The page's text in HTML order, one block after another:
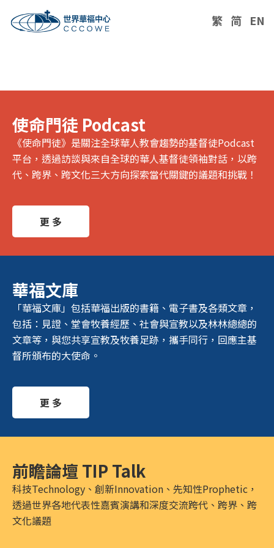
繁 简 EN
使命門徒 Podcast
《使命門徒》是關注全球華人教會趨勢的基督徒Podcast
平台，透過訪談與來自全球的華人基督徒領袖對話，以跨
代、跨界、跨文化三大方向探索當代關鍵的議題和挑戰！
更 多
華福文庫
「華福文庫」包括華福出版的書籍、電子書及各類文章，
包括：見證、堂會牧養經歷、社會與宣教以及林林總總的
文章等，與您共享宣教及牧養足跡，攜手同行，回應主基
督所頒布的大使命。
更 多
前瞻論壇 TIP Talk
科技Technology、創新Innovation、先知性Prophetic，
透過世界各地代表性嘉賓演講和深度交流跨代、跨界、跨
文化議題